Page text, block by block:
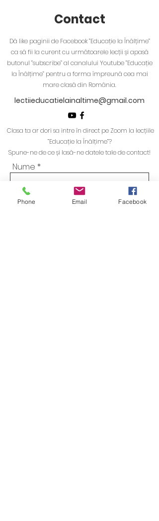
Contact
Dă like paginii de Facebook ”Educație la Înălțime”
ca să fii la curent cu următoarele lecții și apasă
butonul ”subscribe” al canalului Youtube ”Educație
la Înălțime” pentru a forma împreună cea mai
mare clasă din România.
lectiieducatielainaltime@gmail.com
Clasa ta ar dori sa intre în direct pe Zoom la lecțiile
”Educație la Înălțime”?
Spune-ne de ce și lasă-ne datele tale de contact!
Nume
Phone Email Facebook